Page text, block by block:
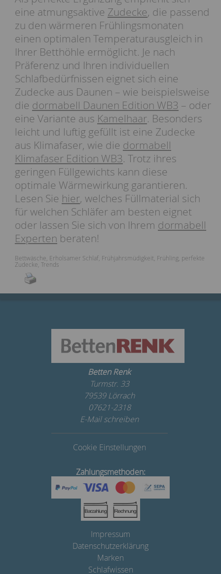
eine atmungsaktive Zudecke, die passend
zu den wärmeren Frühlingsmonaten
einen optimalen Temperaturausgleich in
Ihrer Betthöhle ermöglicht. Je nach
Präferenz und Ihren individuellen
Schlafbedürfnissen eignet sich eine
Zudecke aus Daunen – wie beispielsweise
die dormabell Daunen Edition WB3 – oder
eine Variante aus Kamelhaar. Besonders
leicht und luftig gefüllt ist eine Zudecke
aus Klimafaser, wie die dormabell
Klimafaser Edition WB3. Trotz ihres
geringen Füllgewichts kann diese
optimale Wärmewirkung garantieren.
Lesen Sie hier, welches Füllmaterial sich
für welchen Schläfer am besten eignet
oder lassen Sie sich von Ihrem dormabell
Experten beraten!
Bettwäsche Erholsamer Schlaf Frühjahrsmüdigkeit Frühling perfekte
Zudecke Trends
Betten Renk
Turmstr. 33
79539 Lörrach
07621-2318
E-Mail schreiben
Cookie Einstellungen
Zahlungsmethoden:
Impressum
Datenschutzerklärung
Marken
Schlafwissen